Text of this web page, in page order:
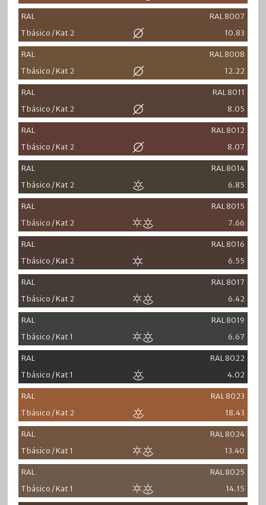
RAL
RAL 8007
T básico / Kat 2
10.83
RAL
RAL 8008
T básico / Kat 2
12.22
RAL
RAL 8011
T básico / Kat 2
8.05
RAL
RAL 8012
T básico / Kat 2
8.07
RAL
RAL 8014
T básico / Kat 2
6.85
RAL
RAL 8015
T básico / Kat 2
7.66
RAL
RAL 8016
T básico / Kat 2
6.55
RAL
RAL 8017
T básico / Kat 2
6.42
RAL
RAL 8019
T básico / Kat 1
6.67
RAL
RAL 8022
T básico / Kat 1
4.02
RAL
RAL 8023
T básico / Kat 2
18.43
RAL
RAL 8024
T básico / Kat 1
13.40
RAL
RAL 8025
T básico / Kat 1
14.15